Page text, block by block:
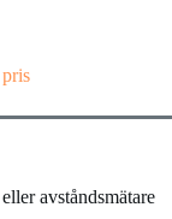
avståndsmätare